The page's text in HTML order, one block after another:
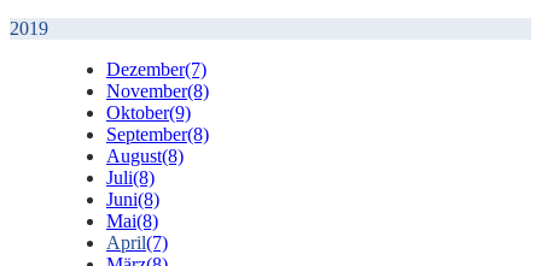
2019
Dezember(7)
November(8)
Oktober(9)
September(8)
August(8)
Juli(8)
Juni(8)
Mai(8)
April(7)